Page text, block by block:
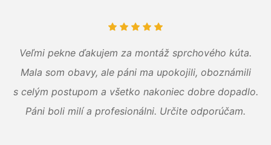
Veľmi pekne ďakujem za montáž sprchového kúta.
Mala som obavy, ale páni ma upokojili, oboznámili
s celým postupom a všetko nakoniec dobre dopadlo.
Páni boli milí a profesionálni. Určite odporúčam.